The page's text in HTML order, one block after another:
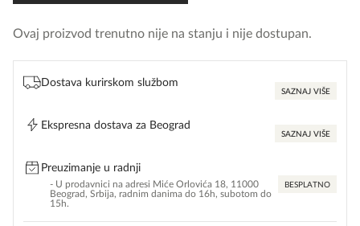
Ovaj proizvod trenutno nije na stanju i nije dostupan.
Dostava kurirskom službom
SAZNAJ VIŠE
Ekspresna dostava za Beograd
SAZNAJ VIŠE
Preuzimanje u radnji
- U prodavnici na adresi Miće Orlovića 18, 11000
Beograd, Srbija, radnim danima do 16h, subotom do
15h.
BESPLATNO